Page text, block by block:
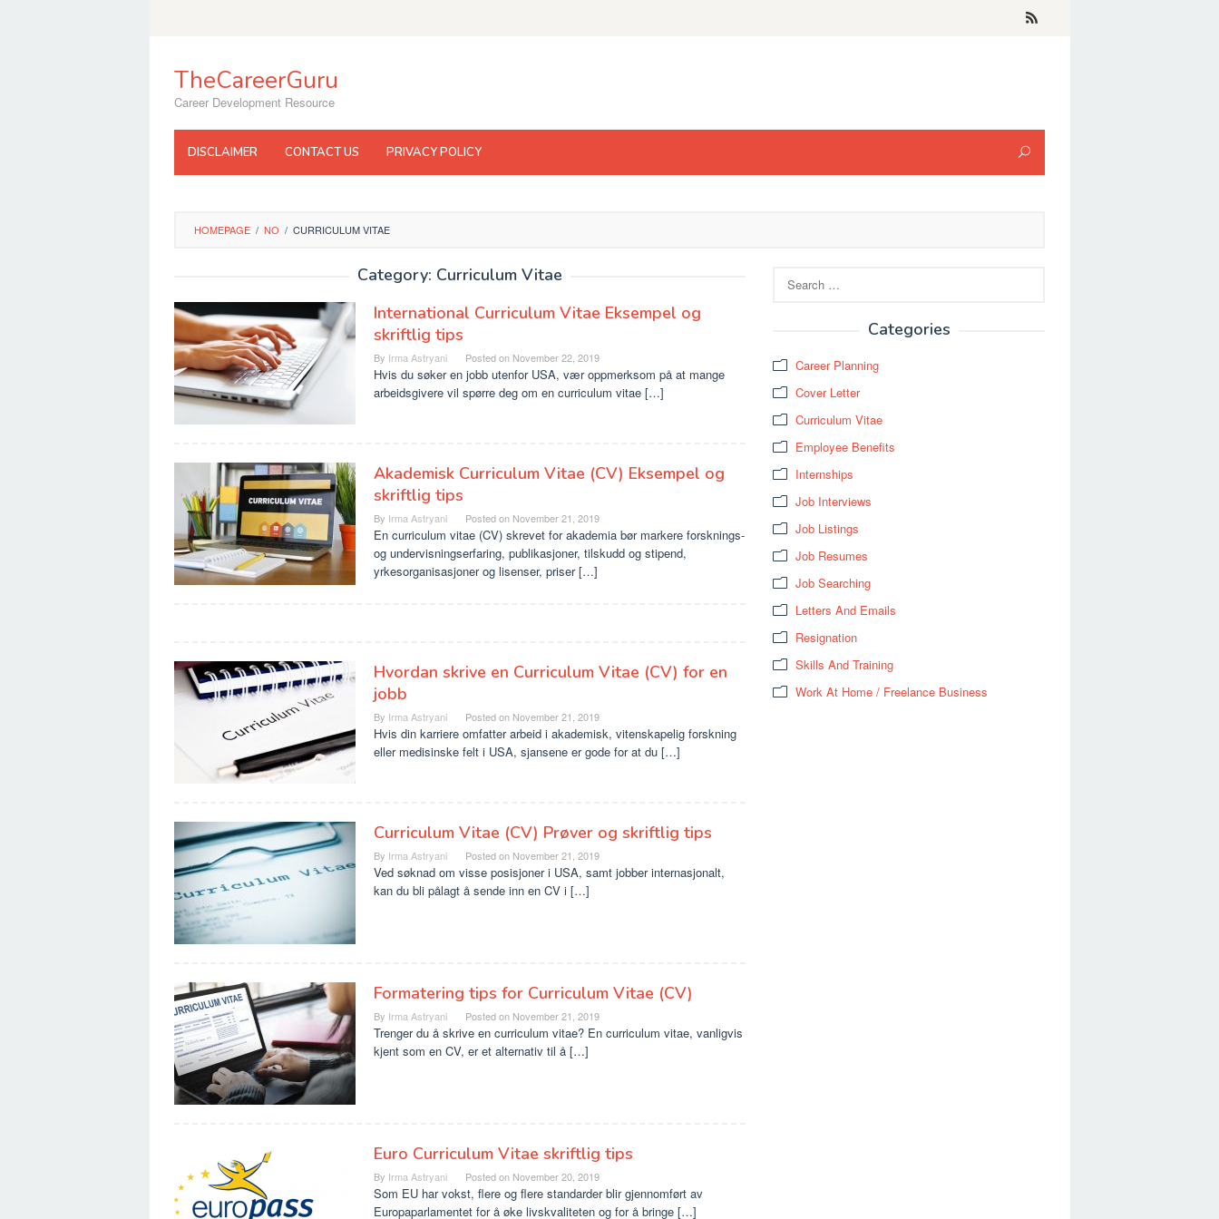
TheCareerGuru
Career Development Resource
DISCLAIMER CONTACT US PRIVACY POLICY
HOMEPAGE / NO / CURRICULUM VITAE
Category: Curriculum Vitae
International Curriculum Vitae Eksempel og
skriftlig tips
By Irma Astryani Posted on November 22, 2019
Hvis du søker en jobb utenfor USA, vær oppmerksom på at mange
arbeidsgivere vil spørre deg om en curriculum vitae […]
Akademisk Curriculum Vitae (CV) Eksempel og
skriftlig tips
By Irma Astryani Posted on November 21, 2019
En curriculum vitae (CV) skrevet for akademia bør markere forsknings-
og undervisningserfaring, publikasjoner, tilskudd og stipend,
yrkesorganisasjoner og lisenser, priser […]
Hvordan skrive en Curriculum Vitae (CV) for en
jobb
By Irma Astryani Posted on November 21, 2019
Hvis din karriere omfatter arbeid i akademisk, vitenskapelig forskning
eller medisinske felt i USA, sjansene er gode for at du […]
Curriculum Vitae (CV) Prøver og skriftlig tips
By Irma Astryani Posted on November 21, 2019
Ved søknad om visse posisjoner i USA, samt jobber internasjonalt,
kan du bli pålagt å sende inn en CV i […]
Formatering tips for Curriculum Vitae (CV)
By Irma Astryani Posted on November 21, 2019
Trenger du å skrive en curriculum vitae? En curriculum vitae, vanligvis
kjent som en CV, er et alternativ til å […]
Euro Curriculum Vitae skriftlig tips
By Irma Astryani Posted on November 20, 2019
Som EU har vokst, flere og flere standarder blir gjennomført av
Europaparlamentet for å øke livskvaliteten og for å bringe […]
for:
Categories
Career Planning
Cover Letter
Curriculum Vitae
Employee Benefits
Internships
Job Interviews
Job Listings
Job Resumes
Job Searching
Letters And Emails
Resignation
Skills And Training
Work At Home / Freelance Business